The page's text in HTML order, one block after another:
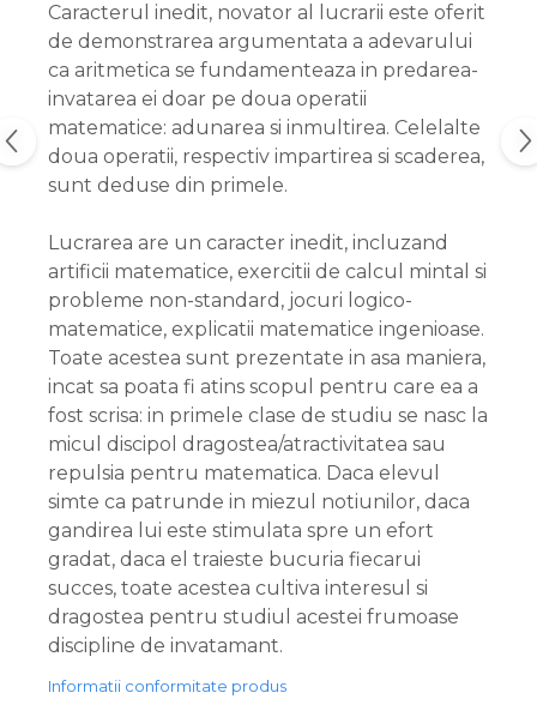
Caracterul inedit, novator al lucrarii este oferit
de demonstrarea argumentata a adevarului
ca aritmetica se fundamenteaza in predarea-
invatarea ei doar pe doua operatii
matematice: adunarea si inmultirea. Celelalte
doua operatii, respectiv impartirea si scaderea,
sunt deduse din primele.
Lucrarea are un caracter inedit, incluzand
artificii matematice, exercitii de calcul mintal si
probleme non-standard, jocuri logico-
matematice, explicatii matematice ingenioase.
Toate acestea sunt prezentate in asa maniera,
incat sa poata fi atins scopul pentru care ea a
fost scrisa: in primele clase de studiu se nasc la
micul discipol dragostea/atractivitatea sau
repulsia pentru matematica. Daca elevul
simte ca patrunde in miezul notiunilor, daca
gandirea lui este stimulata spre un efort
gradat, daca el traieste bucuria fiecarui
succes, toate acestea cultiva interesul si
dragostea pentru studiul acestei frumoase
discipline de invatamant.
Informatii conformitate produs